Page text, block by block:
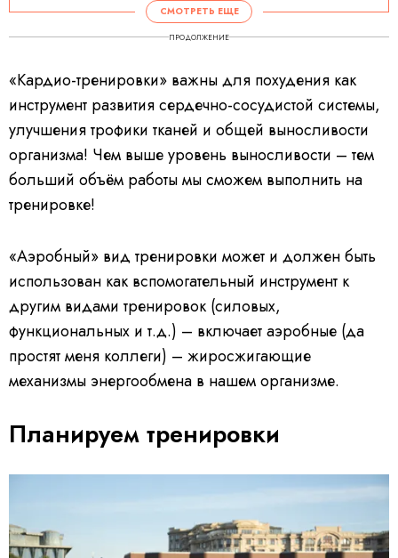
СМОТРЕТЬ ЕЩЕ
ПРОДОЛЖЕНИЕ
«Кардио-тренировки» важны для похудения как
инструмент развития сердечно-сосудистой системы,
улучшения трофики тканей и общей выносливости
организма! Чем выше уровень выносливости – тем
больший объём работы мы сможем выполнить на
тренировке!
«Аэробный» вид тренировки может и должен быть
использован как вспомогательный инструмент к
другим видами тренировок (силовых,
функциональных и т.д.) – включает аэробные (да
простят меня коллеги) – жиросжигающие
механизмы энергообмена в нашем организме.
Планируем тренировки